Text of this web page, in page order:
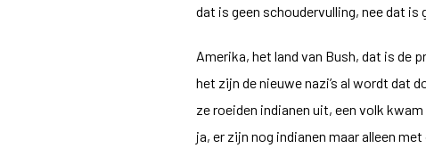
dat is geen schoudervulling, nee dat is
Amerika, het land van Bush, dat is de
het zijn de nieuwe nazi’s al wordt dat
ze roeiden indianen uit, een volk kwam
ja, er zijn nog indianen maar alleen met